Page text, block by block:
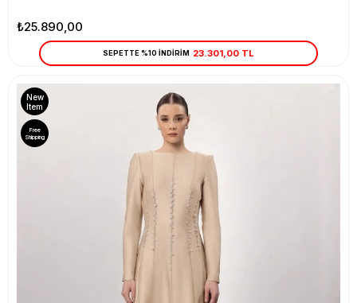
₺25.890,00
SEPETTE %10 İNDİRİM 23.301,00 TL
New
Item
Free
Shipping